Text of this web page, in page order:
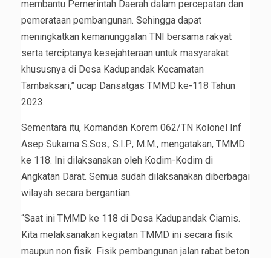
membantu Pemerintah Daerah dalam percepatan dan
pemerataan pembangunan. Sehingga dapat
meningkatkan kemanunggalan TNI bersama rakyat
serta terciptanya kesejahteraan untuk masyarakat
khususnya di Desa Kadupandak Kecamatan
Tambaksari,” ucap Dansatgas TMMD ke-118 Tahun
2023.
Sementara itu, Komandan Korem 062/TN Kolonel Inf
Asep Sukarna S.Sos., S.I.P., M.M., mengatakan, TMMD
ke 118. Ini dilaksanakan oleh Kodim-Kodim di
Angkatan Darat. Semua sudah dilaksanakan diberbagai
wilayah secara bergantian.
“Saat ini TMMD ke 118 di Desa Kadupandak Ciamis.
Kita melaksanakan kegiatan TMMD ini secara fisik
maupun non fisik. Fisik pembangunan jalan rabat beton